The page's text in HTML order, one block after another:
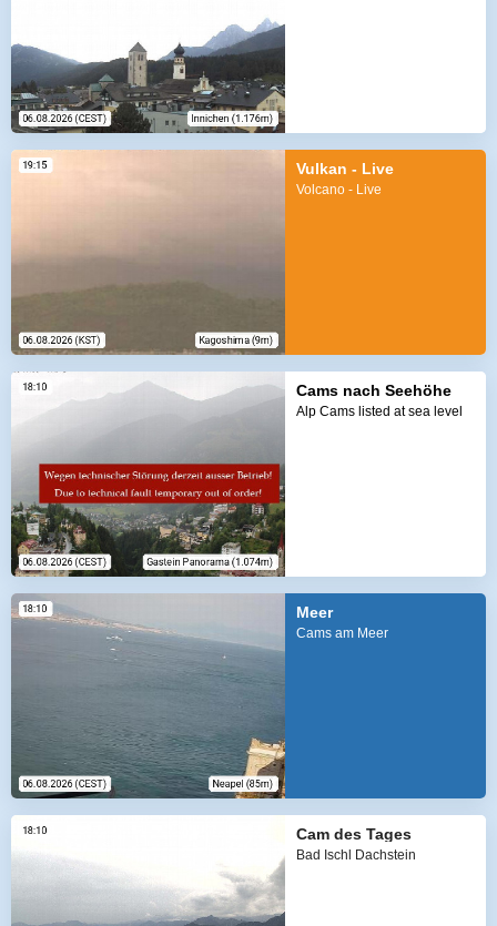
Vulkan - Live
Volcano - Live
Cams nach Seehöhe
Alp Cams listed at sea level
Meer
Cams am Meer
Cam des Tages
Bad Ischl Dachstein